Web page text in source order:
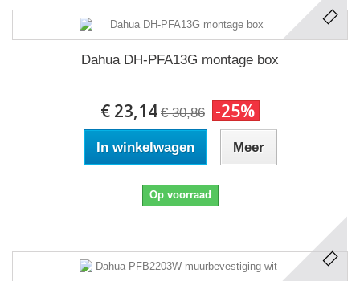
Dahua DH-PFA13G montage box
€ 23,14 € 30,86 -25%
In winkelwagen Meer
Op voorraad